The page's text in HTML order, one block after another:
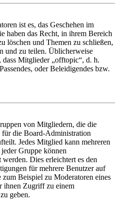
ist es, das Geschehen im
haben das Recht, in ihrem Bereich
löschen und Themen zu schließen,
und zu teilen. Üblicherweise
Mitglieder „offtopic“, d. h.
oder Beleidigendes bzw.
von Mitgliedern, die die
die Board-Administration
Jedes Mitglied kann mehreren
Gruppe können
Dies erleichtert es den
für mehrere Benutzer auf
zum Beispiel zu Moderatoren eines
ihnen Zugriff zu einem
geben.